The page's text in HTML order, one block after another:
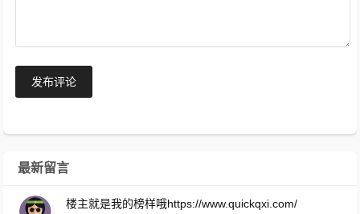
发布评论
最新留言
楼主就是我的榜样哦https://www.quickqxi.com/